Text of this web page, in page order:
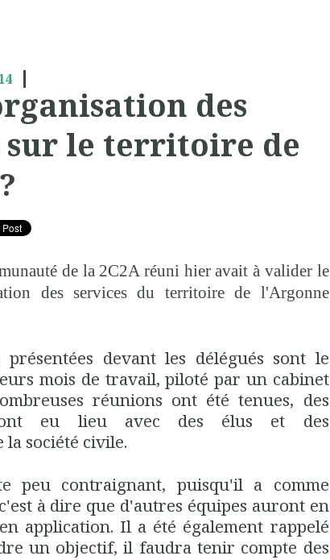
des
sur le territoire de
de la 2C2A réuni hier avait à valider le
des services du territoire de l'Argonne
présentées devant les délégués sont le
mois de travail, piloté par un cabinet
réunions ont été tenues, des
ont eu lieu avec des élus et des
société civile.
peu contraignant, puisqu'il a comme
à dire que d'autres équipes auront en
application. Il a été également rappelé
un objectif, il faudra tenir compte des